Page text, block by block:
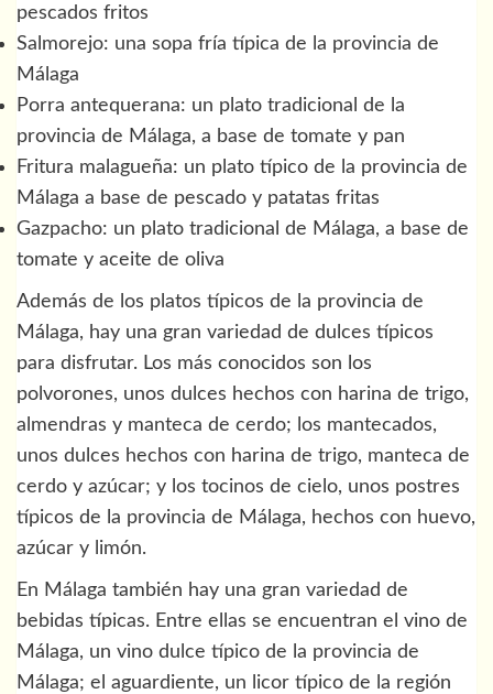
pescados fritos
Salmorejo: una sopa fría típica de la provincia de
Málaga
Porra antequerana: un plato tradicional de la
provincia de Málaga, a base de tomate y pan
Fritura malagueña: un plato típico de la provincia de
Málaga a base de pescado y patatas fritas
Gazpacho: un plato tradicional de Málaga, a base de
tomate y aceite de oliva
Además de los platos típicos de la provincia de
Málaga, hay una gran variedad de dulces típicos
para disfrutar. Los más conocidos son los
polvorones, unos dulces hechos con harina de trigo,
almendras y manteca de cerdo; los mantecados,
unos dulces hechos con harina de trigo, manteca de
cerdo y azúcar; y los tocinos de cielo, unos postres
típicos de la provincia de Málaga, hechos con huevo,
azúcar y limón.
En Málaga también hay una gran variedad de
bebidas típicas. Entre ellas se encuentran el vino de
Málaga, un vino dulce típico de la provincia de
Málaga; el aguardiente, un licor típico de la región